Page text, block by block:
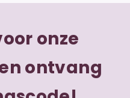
onze
ontvang